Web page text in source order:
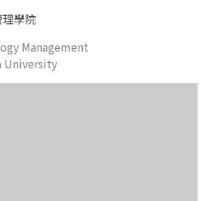
學院
Management
University